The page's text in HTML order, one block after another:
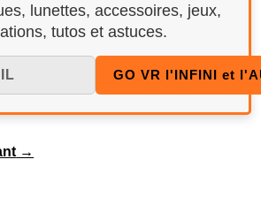
lunettes, accessoires, jeux,
tutos et astuces.
→